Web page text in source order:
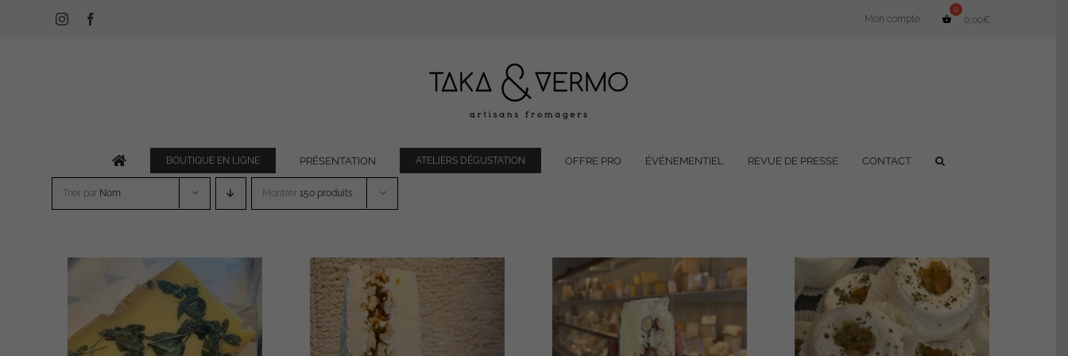
Instagram Mon compte 0,00€
BOUTIQUE EN LIGNE PRÉSENTATION ATELIERS DÉGUSTATION OFFRE PRO ÉVÉNEMENTIEL REVUE DE PRESSE CONTACT
Trier par Nom Montrer 150 produits